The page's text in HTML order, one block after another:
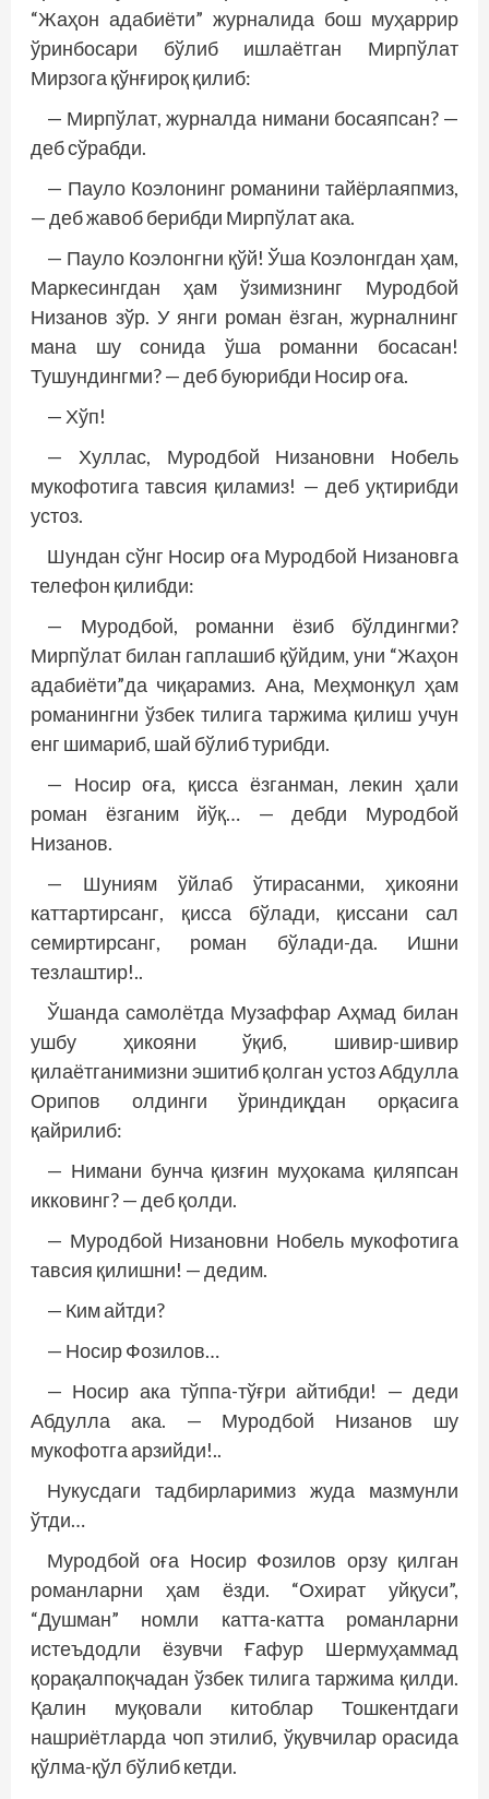
“Жаҳон адабиёти” журналида бош муҳаррир
ўринбосари бўлиб ишлаётган Мирпўлат
Мирзога қўнғироқ қилиб:
— Мирпўлат, журналда нимани босаяпсан? —
деб сўрабди.
— Пауло Коэлонинг романини тайёрлаяпмиз,
— деб жавоб берибди Мирпўлат ака.
— Пауло Коэлонгни қўй! Ўша Коэлонгдан ҳам,
Маркесингдан ҳам ўзимизнинг Муродбой
Низанов зўр. У янги роман ёзган, журналнинг
мана шу сонида ўша романни босасан!
Тушундингми? — деб буюрибди Носир оға.
— Хўп!
— Хуллас, Муродбой Низановни Нобель
мукофотига тавсия қиламиз! — деб уқтирибди
устоз.
Шундан сўнг Носир оға Муродбой Низановга
телефон қилибди:
— Муродбой, романни ёзиб бўлдингми?
Мирпўлат билан гаплашиб қўйдим, уни “Жаҳон
адабиёти”да чиқарамиз. Ана, Меҳмонқул ҳам
романингни ўзбек тилига таржима қилиш учун
енг шимариб, шай бўлиб турибди.
— Носир оға, қисса ёзганман, лекин ҳали
роман ёзганим йўқ… — дебди Муродбой
Низанов.
— Шуниям ўйлаб ўтирасанми, ҳикояни
каттартирсанг, қисса бўлади, қиссани сал
семиртирсанг, роман бўлади-да. Ишни
тезлаштир!..
Ўшанда самолётда Музаффар Аҳмад билан
ушбу ҳикояни ўқиб, шивир-шивир
қилаётганимизни эшитиб қолган устоз Абдулла
Орипов олдинги ўриндиқдан орқасига
қайрилиб:
— Нимани бунча қизғин муҳокама қиляпсан
икковинг? — деб қолди.
— Муродбой Низановни Нобель мукофотига
тавсия қилишни! — дедим.
— Ким айтди?
— Носир Фозилов…
— Носир ака тўппа-тўғри айтибди! — деди
Абдулла ака. — Муродбой Низанов шу
мукофотга арзийди!..
Нукусдаги тадбирларимиз жуда мазмунли
ўтди…
Муродбой оға Носир Фозилов орзу қилган
романларни ҳам ёзди. “Охират уйқуси”,
“Душман” номли катта-катта романларни
истеъдодли ёзувчи Ғафур Шермуҳаммад
қорақалпоқчадан ўзбек тилига таржима қилди.
Қалин муқовали китоблар Тошкентдаги
нашриётларда чоп этилиб, ўқувчилар орасида
қўлма-қўл бўлиб кетди.